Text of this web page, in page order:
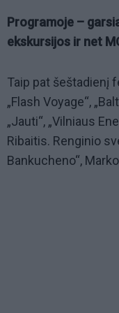
Programoje –
ekskursijos ir net
Taip pat šeštadienį
„Flash Voyage“,
„Jauti“, „Vilniaus
Ribaitis. Renginio
Bankucheno“,